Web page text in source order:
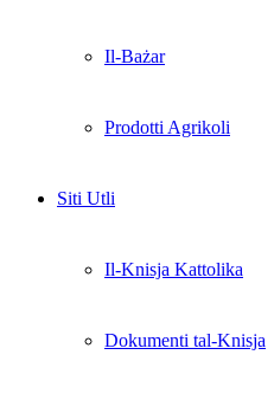
Il-Bażar
Prodotti Agrikoli
Siti Utli
Il-Knisja Kattolika
Dokumenti tal-Knisja